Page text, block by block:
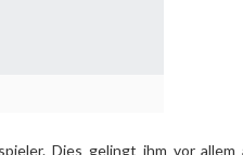
Dies gelingt ihm vor allem